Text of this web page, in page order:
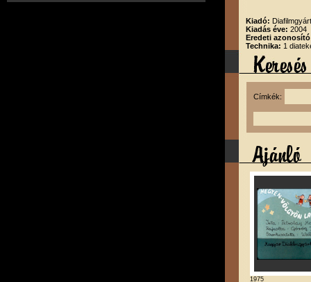
Kiadó:
Kiadás éve: 2004
Eredeti
Technika: 1
Címkék:
1975